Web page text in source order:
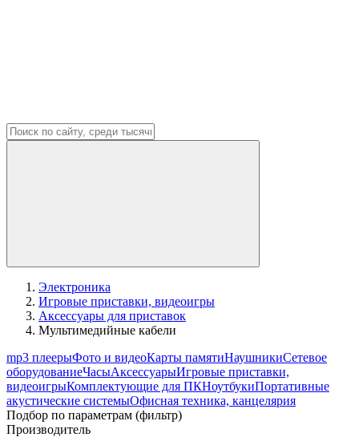
Электроника
Игровые приставки, видеоигры
Аксессуары для приставок
Мультимедийные кабели
mp3 плеерыФото и видеоКарты памятиНаушникиСетевое
оборудованиеЧасыАксессуарыИгровые приставки,
видеоигрыКомплектующие для ПКНоутбукиПортативные
акустические системыОфисная техника, канцелярия
Подбор по параметрам (фильтр)
Производитель